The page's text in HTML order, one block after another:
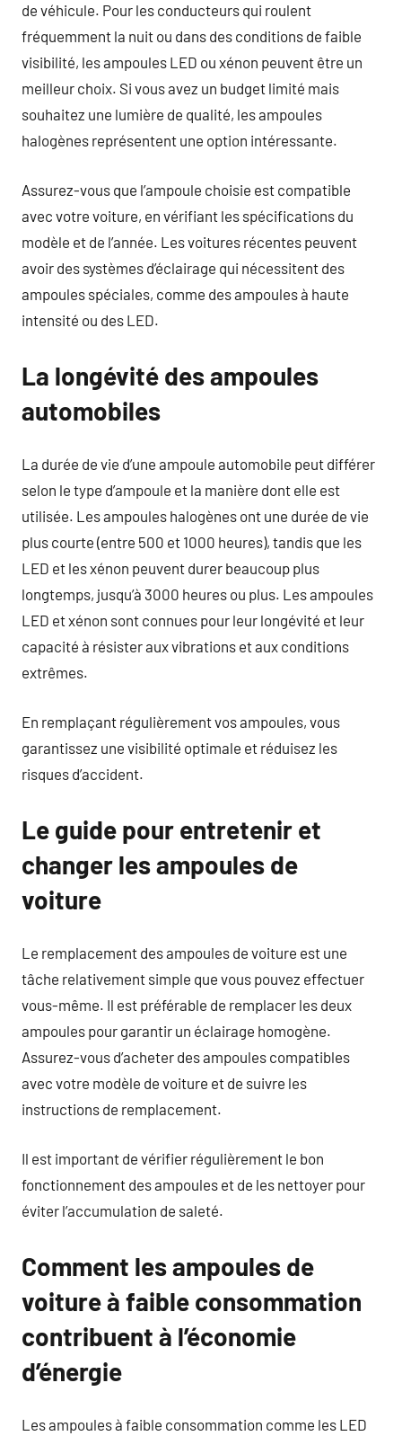
de véhicule. Pour les conducteurs qui roulent
fréquemment la nuit ou dans des conditions de faible
visibilité, les ampoules LED ou xénon peuvent être un
meilleur choix. Si vous avez un budget limité mais
souhaitez une lumière de qualité, les ampoules
halogènes représentent une option intéressante.
Assurez-vous que l’ampoule choisie est compatible
avec votre voiture, en vérifiant les spécifications du
modèle et de l’année. Les voitures récentes peuvent
avoir des systèmes d’éclairage qui nécessitent des
ampoules spéciales, comme des ampoules à haute
intensité ou des LED.
La longévité des ampoules
automobiles
La durée de vie d’une ampoule automobile peut différer
selon le type d’ampoule et la manière dont elle est
utilisée. Les ampoules halogènes ont une durée de vie
plus courte (entre 500 et 1000 heures), tandis que les
LED et les xénon peuvent durer beaucoup plus
longtemps, jusqu’à 3000 heures ou plus. Les ampoules
LED et xénon sont connues pour leur longévité et leur
capacité à résister aux vibrations et aux conditions
extrêmes.
En remplaçant régulièrement vos ampoules, vous
garantissez une visibilité optimale et réduisez les
risques d’accident.
Le guide pour entretenir et
changer les ampoules de
voiture
Le remplacement des ampoules de voiture est une
tâche relativement simple que vous pouvez effectuer
vous-même. Il est préférable de remplacer les deux
ampoules pour garantir un éclairage homogène.
Assurez-vous d’acheter des ampoules compatibles
avec votre modèle de voiture et de suivre les
instructions de remplacement.
Il est important de vérifier régulièrement le bon
fonctionnement des ampoules et de les nettoyer pour
éviter l’accumulation de saleté.
Comment les ampoules de
voiture à faible consommation
contribuent à l’économie
d’énergie
Les ampoules à faible consommation comme les LED